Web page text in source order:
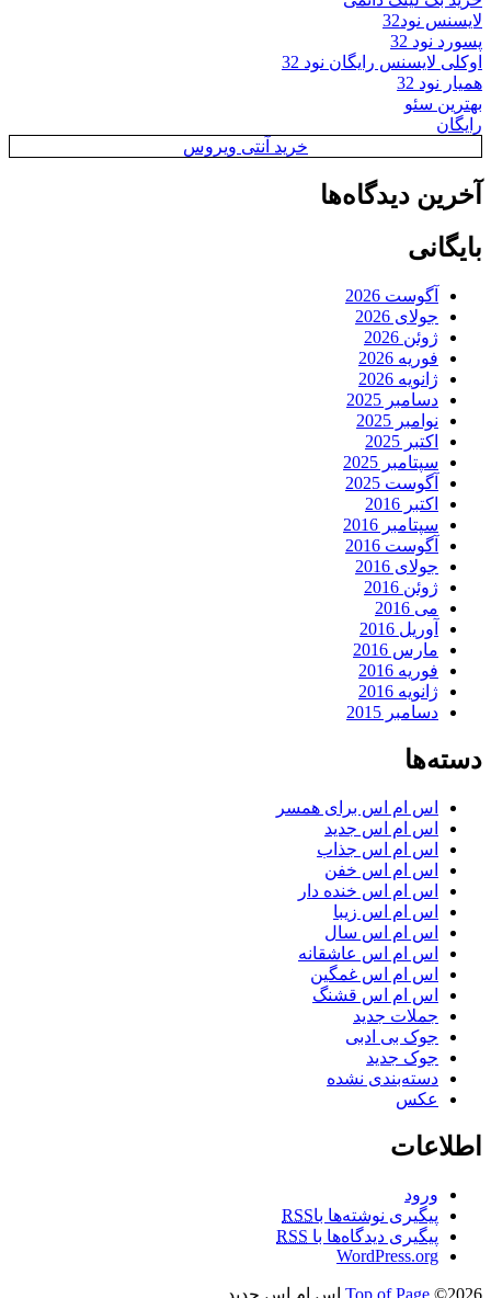
لایسنس نود32
پسورد نود 32
اوکلی لایسنس رایگان نود 32
همیار نود 32
بهترین سئو
رایگان
خرید آنتی ویروس
آخرین دیدگاه‌ها
بایگانی
آگوست 2026
جولای 2026
ژوئن 2026
فوریه 2026
ژانویه 2026
دسامبر 2025
نوامبر 2025
اکتبر 2025
سپتامبر 2025
آگوست 2025
اکتبر 2016
سپتامبر 2016
آگوست 2016
جولای 2016
ژوئن 2016
می 2016
آوریل 2016
مارس 2016
فوریه 2016
ژانویه 2016
دسامبر 2015
دسته‌ها
اس ام اس برای همسر
اس ام اس جدید
اس ام اس جذاب
اس ام اس خفن
اس ام اس خنده دار
اس ام اس زیبا
اس ام اس سال
اس ام اس عاشقانه
اس ام اس غمگین
اس ام اس قشنگ
جملات جدید
جوک بی ادبی
جوک جدید
دسته‌بندی نشده
عکس
اطلاعات
ورود
پیگیری نوشته‌ها باRSS
پیگیری دیدگاه‌ها با RSS
WordPress.org
Top of Page ©2026 اس ام اس جدید